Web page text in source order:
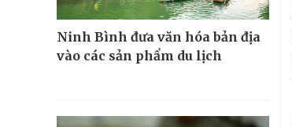
Ninh Bình đưa văn hóa bản địa
vào các sản phẩm du lịch